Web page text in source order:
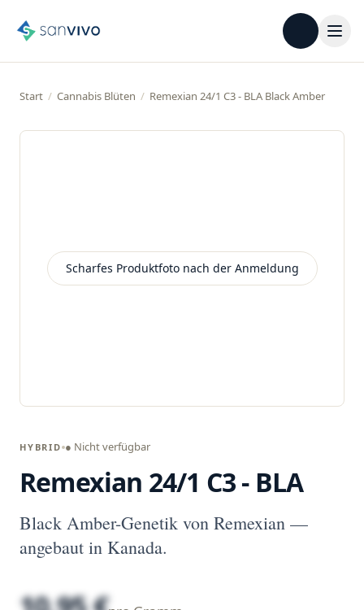
Start / Cannabis Blüten / Remexian 24/1 C3 - BLA Black Amber
Scharfes Produktfoto nach der Anmeldung
HYBRID ● Nicht verfügbar
Remexian 24/1 C3 - BLA
Black Amber-Genetik von Remexian —
angebaut in Kanada.